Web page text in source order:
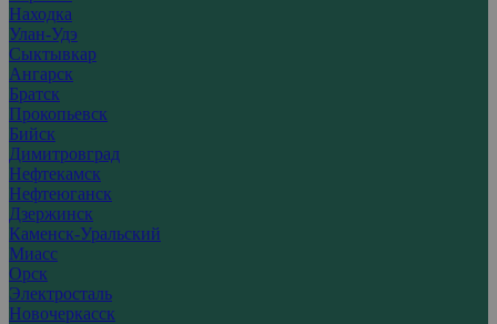
Находка
Улан-Удэ
Сыктывкар
Ангарск
Братск
Прокопьевск
Бийск
Димитровград
Нефтекамск
Нефтеюганск
Дзержинск
Каменск-Уральский
Миасс
Орск
Электросталь
Новочеркасск